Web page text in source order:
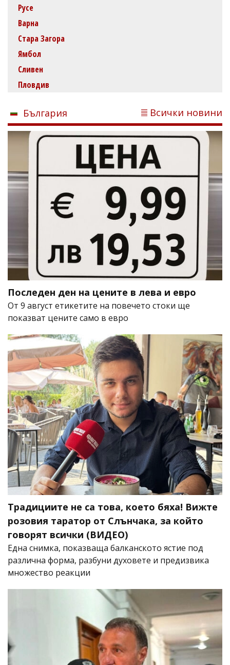
Русе
Варна
Стара Загора
Ямбол
Сливен
Пловдив
България Всички новини
Последен ден на цените в лева и евро
От 9 август етикетите на повечето стоки ще
показват цените само в евро
Традициите не са това, което бяха! Вижте
розовия таратор от Слънчака, за който
говорят всички (ВИДЕО)
Една снимка, показваща балканското ястие под
различна форма, разбуни духовете и предизвика
множество реакции